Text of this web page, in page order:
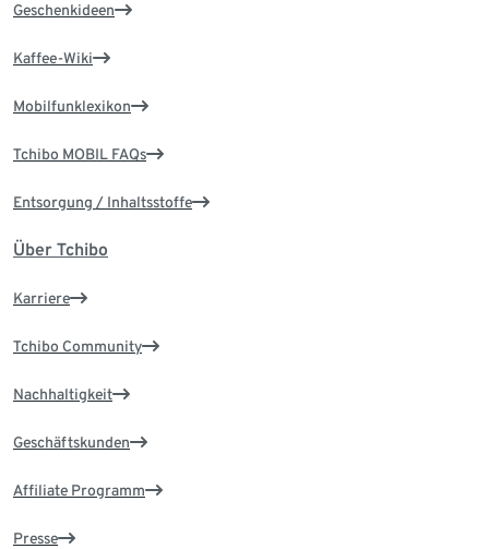
Geschenkideen
Kaffee-Wiki
Mobilfunklexikon
Tchibo MOBIL FAQs
Entsorgung / Inhaltsstoffe
Über Tchibo
Karriere
Tchibo Community
Nachhaltigkeit
Geschäftskunden
Affiliate Programm
Presse